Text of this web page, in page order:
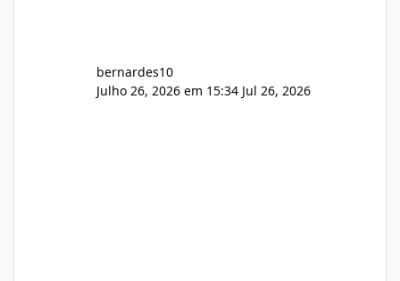
bernardes10
Julho 26, 2026 em 15:34 Jul 26, 2026